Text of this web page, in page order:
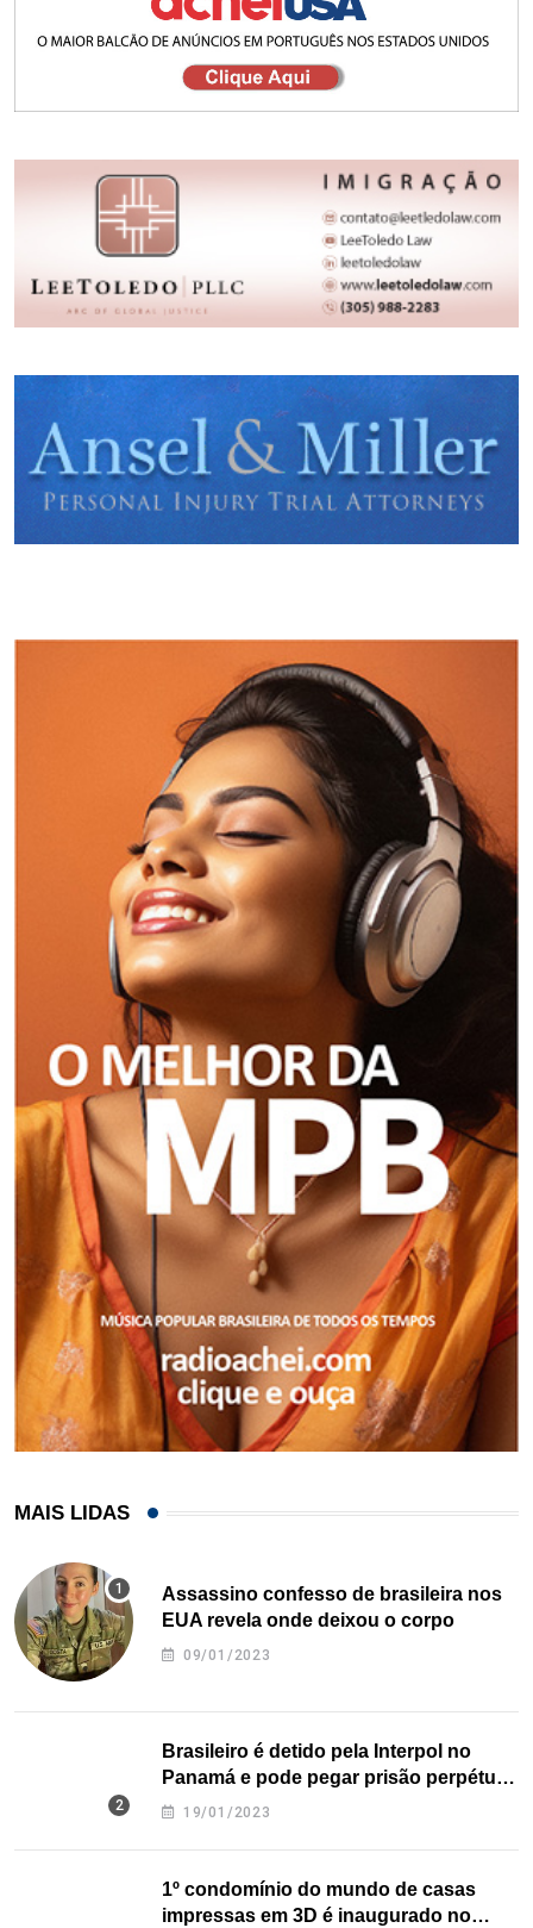
MAIS LIDAS
Assassino confesso de brasileira nos
EUA revela onde deixou o corpo
09/01/2023
Brasileiro é detido pela Interpol no
Panamá e pode pegar prisão perpétua
nos EUA
19/01/2023
1º condomínio do mundo de casas
impressas em 3D é inaugurado no